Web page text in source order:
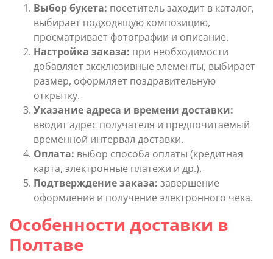
Выбор букета: посетитель заходит в каталог,
выбирает подходящую композицию,
просматривает фотографии и описание.
Настройка заказа: при необходимости
добавляет эксклюзивные элементы, выбирает
размер, оформляет поздравительную
открытку.
Указание адреса и времени доставки:
вводит адрес получателя и предпочитаемый
временной интервал доставки.
Оплата: выбор способа оплаты (кредитная
карта, электронные платежи и др.).
Подтверждение заказа: завершение
оформления и получение электронного чека.
Особенности доставки в
Полтаве